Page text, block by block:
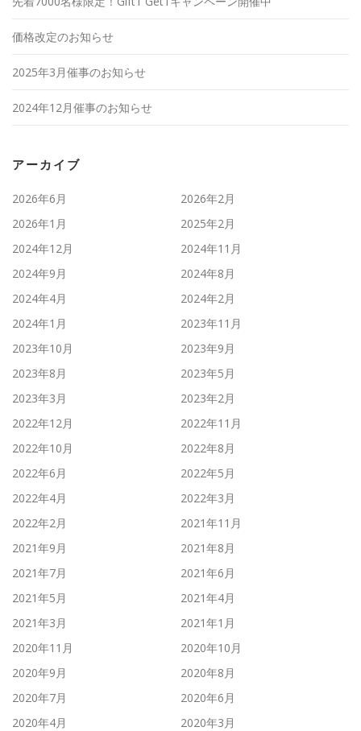
価格改定のお知らせ
2025年3月催事のお知らせ
2024年12月催事のお知らせ
アーカイブ
2026年6月
2026年2月
2026年1月
2025年2月
2024年12月
2024年11月
2024年9月
2024年8月
2024年4月
2024年2月
2024年1月
2023年11月
2023年10月
2023年9月
2023年8月
2023年5月
2023年3月
2023年2月
2022年12月
2022年11月
2022年10月
2022年8月
2022年6月
2022年5月
2022年4月
2022年3月
2022年2月
2021年11月
2021年9月
2021年8月
2021年7月
2021年6月
2021年5月
2021年4月
2021年3月
2021年1月
2020年11月
2020年10月
2020年9月
2020年8月
2020年7月
2020年6月
2020年4月
2020年3月